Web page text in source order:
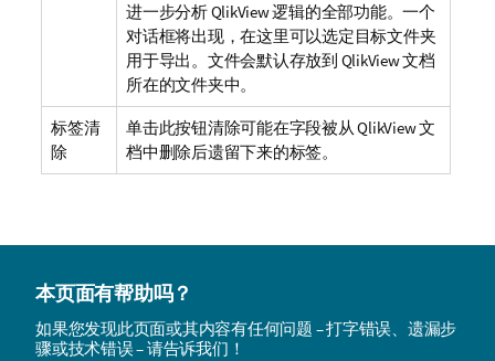
进一步分析 QlikView 逻辑的全部功能。一个
对话框将出现，在这里可以选定目标文件夹
用于导出。文件会默认存放到 QlikView 文档
所在的文件夹中。
标签清
除
单击此按钮清除可能在字段被从 QlikView 文
档中删除后遗留下来的标签。
本页面有帮助吗？
如果您发现此页面或其内容有任何问题 – 打字错误、遗漏步
骤或技术错误 – 请告诉我们！